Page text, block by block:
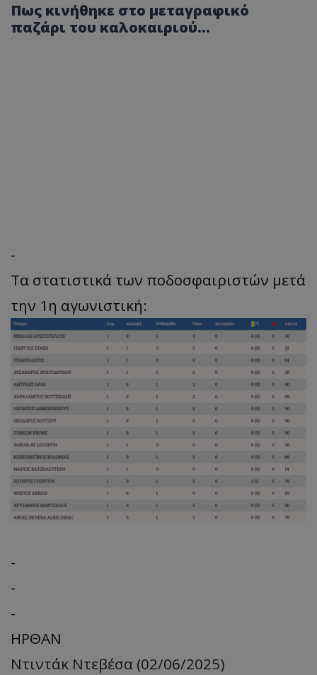
Πως κινήθηκε στο μεταγραφικό
παζάρι του καλοκαιριού...
-
Τα στατιστικά των ποδοσφαιριστών μετά
την 1η αγωνιστική:
-
-
-
ΗΡΘΑΝ
Ντιντάκ Ντεβέσα (02/06/2025)